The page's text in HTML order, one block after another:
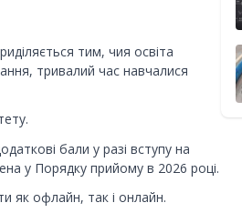
тим, чия освіта
тривалий час навчалися
бали у разі вступу на
у Порядку прийому в 2026 році.
як офлайн, так і онлайн.